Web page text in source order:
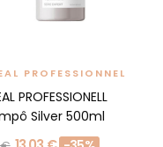
PROFESSIONNEL
PROFESSIONELL
Silver 500ml